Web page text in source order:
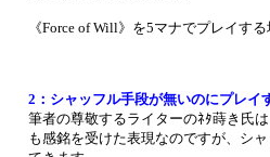
《Force of Will》を5マナでプレイす
2：シャッフル手段が無いのにプレイ
筆者の尊敬するライターのﾈﾀ蒔き氏
も感銘を受けた表現なのですが、シ